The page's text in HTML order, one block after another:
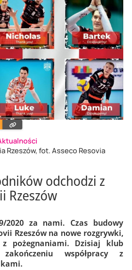
Rzeszów, fot. Asseco Resovia
Skopiuj
link
odchodzi z
Rzeszów
2020 za nami. Czas budowy
Rzeszów na nowe rozgrywki,
pożegnaniami. Dzisiaj klub
współpracy z